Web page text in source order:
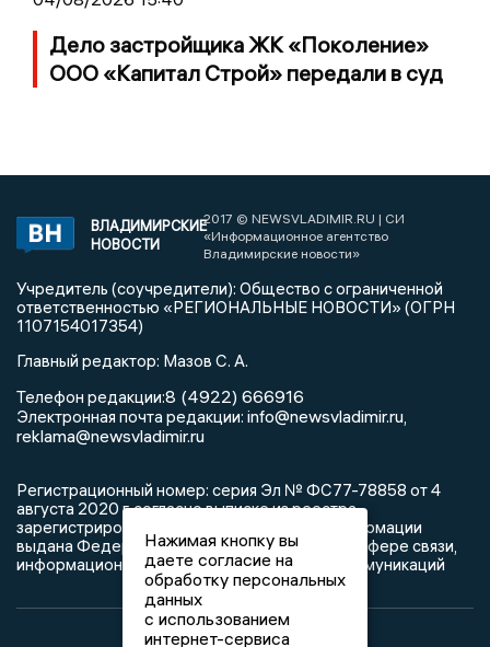
Дело застройщика ЖК «Поколение»
ООО «Капитал Строй» передали в суд
ВЛАДИМИРСКИЕ
НОВОСТИ
2017 © NEWSVLADIMIR.RU | СИ
«Информационное агентство
Владимирские новости»
Учредитель (соучредители): Общество с ограниченной
ответственностью «РЕГИОНАЛЬНЫЕ НОВОСТИ» (ОГРН
1107154017354)
Главный редактор: Мазов С. А.
Телефон редакции:8 (4922) 666916
Электронная почта редакции: info@newsvladimir.ru,
reklama@newsvladimir.ru
Регистрационный номер: серия Эл № ФС77-78858 от 4
августа 2020 г. согласно выписке из реестра
зарегистрированных средств массовой информации
выдана Федеральной службой по надзору в сфере связи,
информационных технологий и массовых коммуникаций
Нажимая кнопку вы
даете согласие на
обработку персональных
данных
с использованием
интернет-сервиса